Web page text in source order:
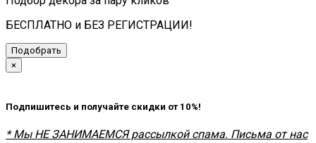
БЕСПЛАТНО и БЕЗ РЕГИСТРАЦИИ!
Подобрать
×
Подпишитесь и получайте скидки от 10%!
* Мы НЕ ЗАНИМАЕМСЯ рассылкой спама. Письма от нас